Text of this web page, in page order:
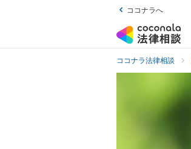
ココナラへ
ココナラ法律相談